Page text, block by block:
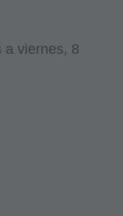
a viernes, 8
(HCFA,
y agentes
documento
de